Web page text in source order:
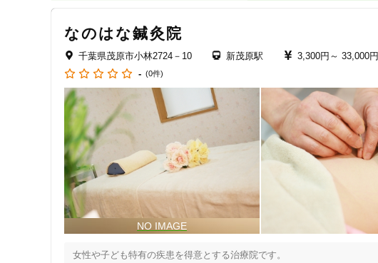
なのはな鍼灸院
千葉県茂原市小林2724－10 新茂原駅 3,300円～ 33,000円
- (0件)
女性や子ども特有の疾患を得意とする治療院です。